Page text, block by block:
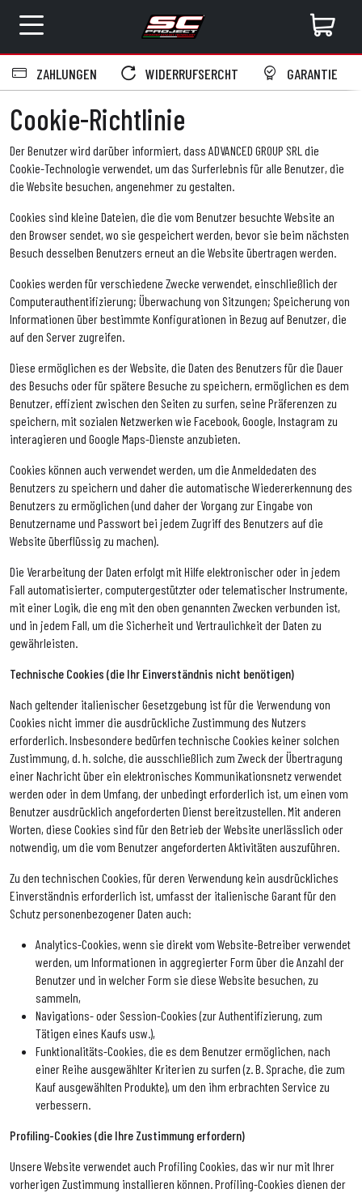
ZAHLUNGEN WIDERRUFSERCHT GARANTIE
Cookie-Richtlinie
Der Benutzer wird darüber informiert, dass ADVANCED GROUP SRL die
Cookie-Technologie verwendet, um das Surferlebnis für alle Benutzer, die
die Website besuchen, angenehmer zu gestalten.
Cookies sind kleine Dateien, die die vom Benutzer besuchte Website an
den Browser sendet, wo sie gespeichert werden, bevor sie beim nächsten
Besuch desselben Benutzers erneut an die Website übertragen werden.
Cookies werden für verschiedene Zwecke verwendet, einschließlich der
Computerauthentifizierung; Überwachung von Sitzungen; Speicherung von
Informationen über bestimmte Konfigurationen in Bezug auf Benutzer, die
auf den Server zugreifen.
Diese ermöglichen es der Website, die Daten des Benutzers für die Dauer
des Besuchs oder für spätere Besuche zu speichern, ermöglichen es dem
Benutzer, effizient zwischen den Seiten zu surfen, seine Präferenzen zu
speichern, mit sozialen Netzwerken wie Facebook, Google, Instagram zu
interagieren und Google Maps-Dienste anzubieten.
Cookies können auch verwendet werden, um die Anmeldedaten des
Benutzers zu speichern und daher die automatische Wiedererkennung des
Benutzers zu ermöglichen (und daher der Vorgang zur Eingabe von
Benutzername und Passwort bei jedem Zugriff des Benutzers auf die
Website überflüssig zu machen).
Die Verarbeitung der Daten erfolgt mit Hilfe elektronischer oder in jedem
Fall automatisierter, computergestützter oder telematischer Instrumente,
mit einer Logik, die eng mit den oben genannten Zwecken verbunden ist,
und in jedem Fall, um die Sicherheit und Vertraulichkeit der Daten zu
gewährleisten.
Technische Cookies (die Ihr Einverständnis nicht benötigen)
Nach geltender italienischer Gesetzgebung ist für die Verwendung von
Cookies nicht immer die ausdrückliche Zustimmung des Nutzers
erforderlich. Insbesondere bedürfen technische Cookies keiner solchen
Zustimmung, d. h. solche, die ausschließlich zum Zweck der Übertragung
einer Nachricht über ein elektronisches Kommunikationsnetz verwendet
werden oder in dem Umfang, der unbedingt erforderlich ist, um einen vom
Benutzer ausdrücklich angeforderten Dienst bereitzustellen. Mit anderen
Worten, diese Cookies sind für den Betrieb der Website unerlässlich oder
notwendig, um die vom Benutzer angeforderten Aktivitäten auszuführen.
Zu den technischen Cookies, für deren Verwendung kein ausdrückliches
Einverständnis erforderlich ist, umfasst der italienische Garant für den
Schutz personenbezogener Daten auch:
Analytics-Cookies, wenn sie direkt vom Website-Betreiber verwendet
werden, um Informationen in aggregierter Form über die Anzahl der
Benutzer und in welcher Form sie diese Website besuchen, zu
sammeln,
Navigations- oder Session-Cookies (zur Authentifizierung, zum
Tätigen eines Kaufs usw.),
Funktionalitäts-Cookies, die es dem Benutzer ermöglichen, nach
einer Reihe ausgewählter Kriterien zu surfen (z. B. Sprache, die zum
Kauf ausgewählten Produkte), um den ihm erbrachten Service zu
verbessern.
Profiling-Cookies (die Ihre Zustimmung erfordern)
Unsere Website verwendet auch Profiling Cookies, das wir nur mit Ihrer
vorherigen Zustimmung installieren können. Profiling-Cookies dienen der